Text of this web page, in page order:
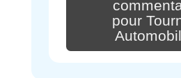
pour